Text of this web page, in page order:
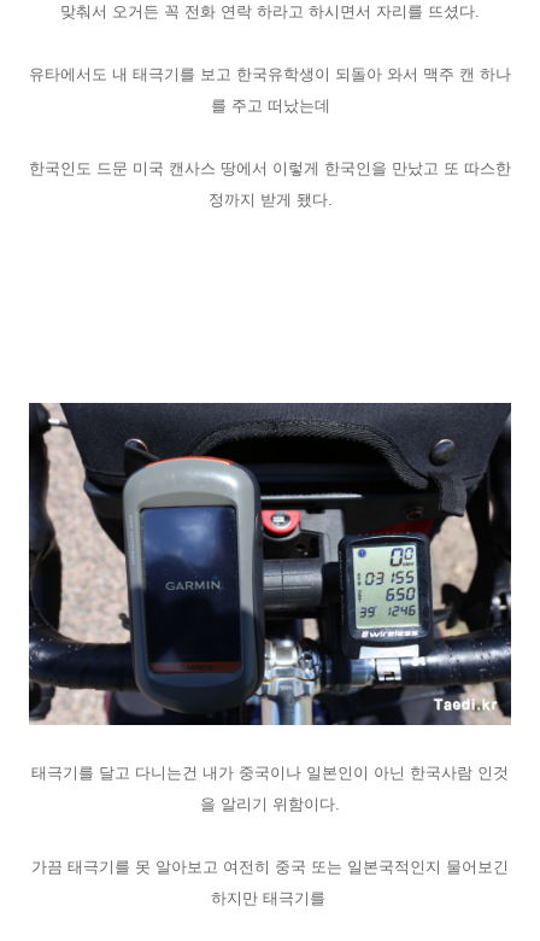
맞춰서 오거든 꼭 전화 연락 하라고 하시면서 자리를 뜨셨다.
유타에서도 내 태극기를 보고 한국유학생이 되돌아 와서 맥주 캔 하나
를 주고 떠났는데
한국인도 드문 미국 캔사스 땅에서 이렇게 한국인을 만났고 또 따스한
정까지 받게 됐다.
태극기를 달고 다니는건 내가 중국이나 일본인이 아닌 한국사람 인것
을 알리기 위함이다.
가끔 태극기를 못 알아보고 여전히 중국 또는 일본국적인지 물어보긴
하지만 태극기를